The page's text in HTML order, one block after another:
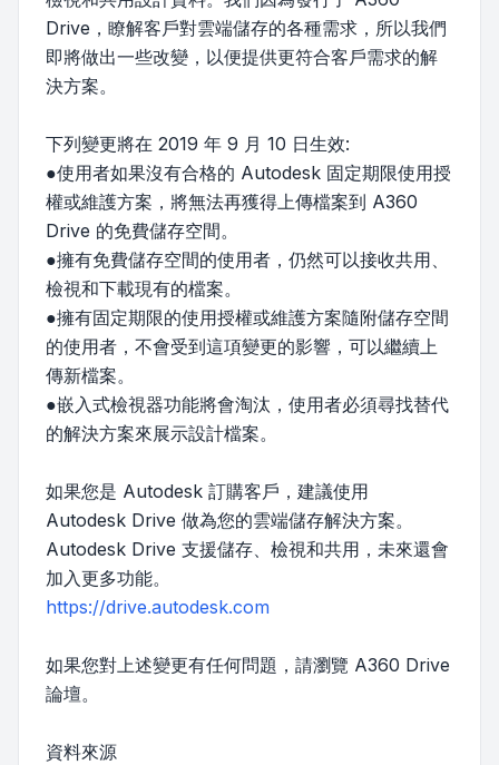
Drive，瞭解客戶對雲端儲存的各種需求，所以我們
即將做出一些改變，以便提供更符合客戶需求的解
決方案。
下列變更將在 2019 年 9 月 10 日生效:
●使用者如果沒有合格的 Autodesk 固定期限使用授
權或維護方案，將無法再獲得上傳檔案到 A360
Drive 的免費儲存空間。
●擁有免費儲存空間的使用者，仍然可以接收共用、
檢視和下載現有的檔案。
●擁有固定期限的使用授權或維護方案隨附儲存空間
的使用者，不會受到這項變更的影響，可以繼續上
傳新檔案。
●嵌入式檢視器功能將會淘汰，使用者必須尋找替代
的解決方案來展示設計檔案。
如果您是 Autodesk 訂購客戶，建議使用
Autodesk Drive 做為您的雲端儲存解決方案。
Autodesk Drive 支援儲存、檢視和共用，未來還會
加入更多功能。
https://drive.autodesk.com
如果您對上述變更有任何問題，請瀏覽 A360 Drive
論壇。
資料來源